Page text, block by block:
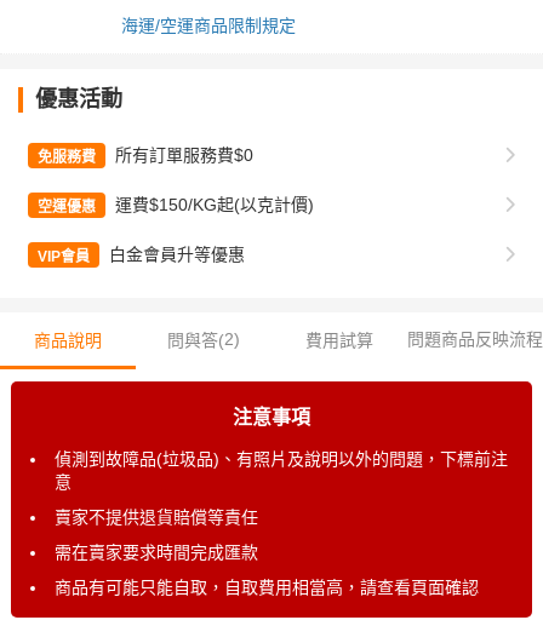
海運/空運商品限制規定
優惠活動
免服務費 所有訂單服務費$0
空運優惠 運費$150/KG起(以克計價)
VIP會員 白金會員升等優惠
商品說明 問與答(2) 費用試算 問題商品反映流程
注意事項
偵測到故障品(垃圾品)、有照片及說明以外的問題，下標前注
意
賣家不提供退貨賠償等責任
需在賣家要求時間完成匯款
商品有可能只能自取，自取費用相當高，請查看頁面確認